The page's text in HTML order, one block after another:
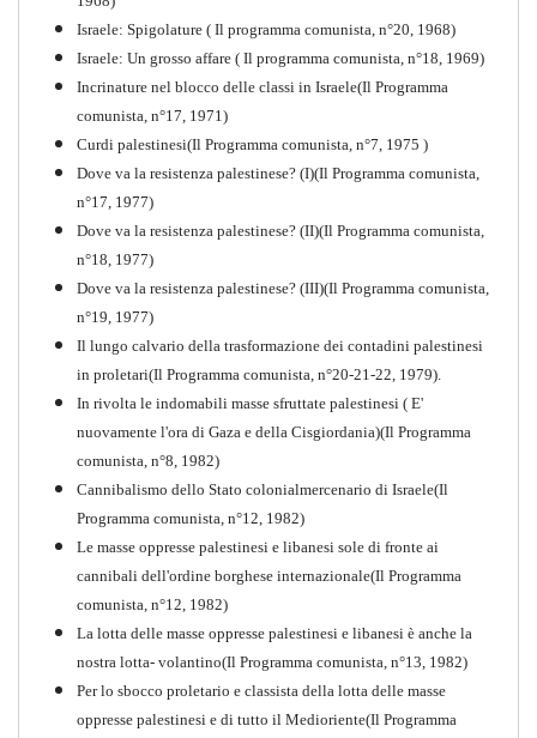
Storia della Sinistra
Comunista V
Perchè la Russia non era
comunista
Quaderno n°10
Israele: Spigolature ( Il programma comunista, n°20, 1968)
Israele: Un grosso affare ( Il programma comunista, n°18, 1969)
Incrinature nel blocco delle classi in Israele(Il Programma
comunista, n°17, 1971)
Curdi palestinesi(Il Programma comunista, n°7, 1975 )
Dove va la resistenza palestinese? (I)(Il Programma comunista,
n°17, 1977)
Dove va la resistenza palestinese? (II)(Il Programma comunista,
n°18, 1977)
Dove va la resistenza palestinese? (III)(Il Programma comunista,
n°19, 1977)
Il lungo calvario della trasformazione dei contadini palestinesi
in proletari(Il Programma comunista, n°20-21-22, 1979).
In rivolta le indomabili masse sfruttate palestinesi ( E'
nuovamente l'ora di Gaza e della Cisgiordania)(Il Programma
comunista, n°8, 1982)
Cannibalismo dello Stato colonialmercenario di Israele(Il
Programma comunista, n°12, 1982)
Le masse oppresse palestinesi e libanesi sole di fronte ai
cannibali dell'ordine borghese internazionale(Il Programma
comunista, n°12, 1982)
La lotta delle masse oppresse palestinesi e libanesi è anche la
nostra lotta- volantino(Il Programma comunista, n°13, 1982)
Per lo sbocco proletario e classista della lotta delle masse
oppresse palestinesi e di tutto il Medioriente(Il Programma